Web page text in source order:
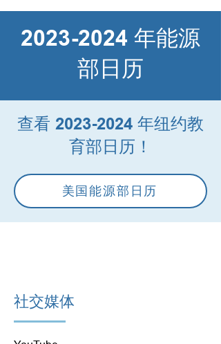
2023-2024 年能源
部日历
查看 2023-2024 年纽约教
育部日历！
美国能源部日历
社交媒体